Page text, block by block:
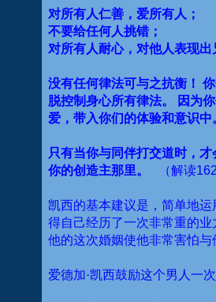
对所有人仁善，爱所有人；
不要给任何人挑错；
对所有人耐心，对他人表现
没有任何律法可与之抗衡！
脱控制身心所有律法。
因为
爱，带入你们的体验和意识中
只有当你与同伴打交道时，
你的创造主那里。
（解读
凯西的基本建议是，简单地
得自己经历了一次非常重的
他的这次婚姻使他非常害怕与
爱德加·凯西鼓励这个男人一